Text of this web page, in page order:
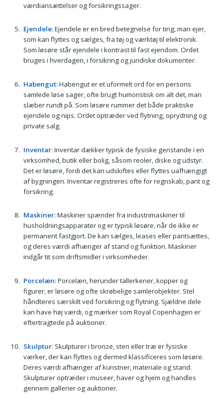
værdiansættelser og forsikringssager.
Ejendele: Ejendele er en bred betegnelse for ting, man ejer,
som kan flyttes og sælges, fra tøj og værktøj til elektronik.
Som løsøre står ejendele i kontrast til fast ejendom. Ordet
bruges i hverdagen, i forsikring og juridiske dokumenter.
Habengut: Habengut er et uformelt ord for en persons
samlede løse sager, ofte brugt humoristisk om alt det, man
slæber rundt på. Som løsøre rummer det både praktiske
ejendele og nips. Ordet optræder ved flytning, oprydning og
private salg.
Inventar: Inventar dækker typisk de fysiske genstande i en
virksomhed, butik eller bolig, såsom reoler, diske og udstyr.
Det er løsøre, fordi det kan udskiftes eller flyttes uafhængigt
af bygningen. Inventar registreres ofte for regnskab, pant og
forsikring.
Maskiner: Maskiner spænder fra industrimaskiner til
husholdningsapparater og er typisk løsøre, når de ikke er
permanent fastgjort. De kan sælges, leases eller pantsættes,
og deres værdi afhænger af stand og funktion. Maskiner
indgår tit som driftsmidler i virksomheder.
Porcelæn: Porcelæn, herunder tallerkener, kopper og
figurer, er løsøre og ofte skrøbelige samlerobjekter. Stel
håndteres særskilt ved forsikring og flytning. Sjældne dele
kan have høj værdi, og mærker som Royal Copenhagen er
eftertragtede på auktioner.
Skulptur: Skulpturer i bronze, sten eller træ er fysiske
værker, der kan flyttes og dermed klassificeres som løsøre.
Deres værdi afhænger af kunstner, materiale og stand.
Skulpturer optræder i museer, haver og hjem og handles
gennem gallerier og auktioner.